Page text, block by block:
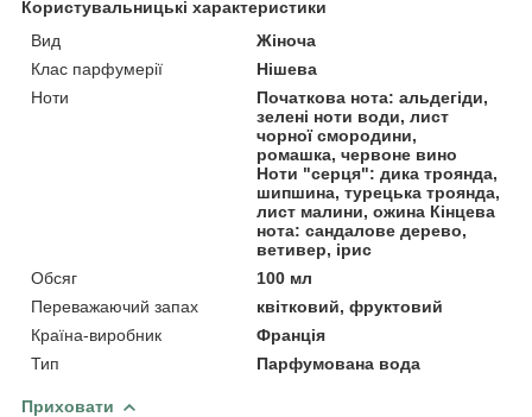
Користувальницькі характеристики
Вид
Жіноча
Клас парфумерії
Нішева
Ноти
Початкова нота: альдегіди,
зелені ноти води, лист
чорної смородини,
ромашка, червоне вино
Ноти "серця": дика троянда,
шипшина, турецька троянда,
лист малини, ожина Кінцева
нота: сандалове дерево,
ветивер, ірис
Обсяг
100 мл
Переважаючий запах
квітковий, фруктовий
Країна-виробник
Франція
Тип
Парфумована вода
Приховати